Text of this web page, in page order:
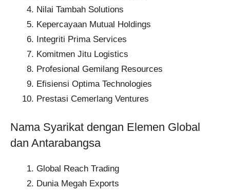
Nilai Tambah Solutions​
Kepercayaan Mutual Holdings​
Integriti Prima Services​
Komitmen Jitu Logistics​
Profesional Gemilang Resources​
Efisiensi Optima Technologies​
Prestasi Cemerlang Ventures​
Nama Syarikat dengan Elemen Global
dan Antarabangsa
Global Reach Trading​
Dunia Megah Exports​